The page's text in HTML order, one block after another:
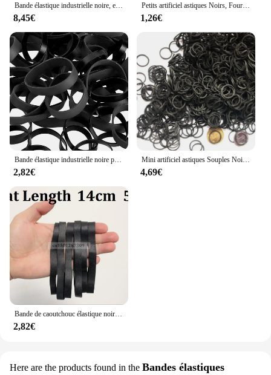
Bande élastique industrielle noire, emballage rapide, vous choisissez la taille et la quantité
8,45€
Petits artificiel astiques Noirs, Fournitures de Bureau, Bandes artificiel astiques Souples pour l'École et la Maison, Diamètre 13mm,06x0.9mm
1,26€
Bande élastique industrielle noire pour emballage aciers, caoutchoucs de bain, largeur 1cm, diamètre 5cm
2,82€
Mini artificiel astiques Souples Noirs pour la Maison et le Bureau, 1000 Pièces, 06x0.9mm
4,69€
2,82€
Here are the products found in the Bandes élastiques